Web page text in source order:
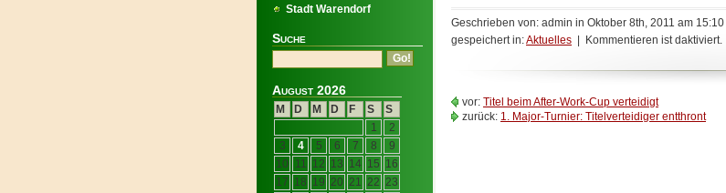
Geschrieben von: admin in Oktober 8th, 2011 am 15:10
gespeichert in:Aktuelles | Kommentieren ist daktiviert.
vor: Titel beim After-Work-Cup verteidigt
zurück: 1. Major-Turnier: Titelverteidiger entthront
Stadt Warendorf
Suche
August 2026
M D M D F S
S
1
2
3
4 5 6 7 8
9
10
11 12 13 14 15 16
17 18 19 20 21 22 23